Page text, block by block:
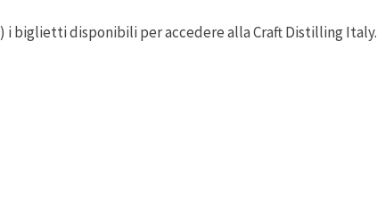
) i biglietti disponibili per accedere alla Craft Distilling Italy.